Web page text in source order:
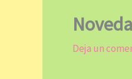
Deja un